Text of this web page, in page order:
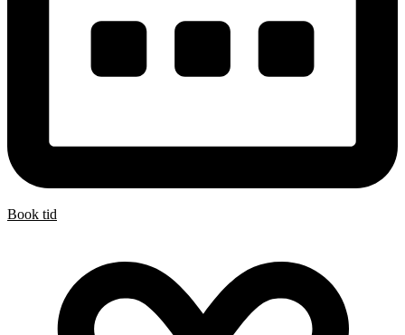
Book tid